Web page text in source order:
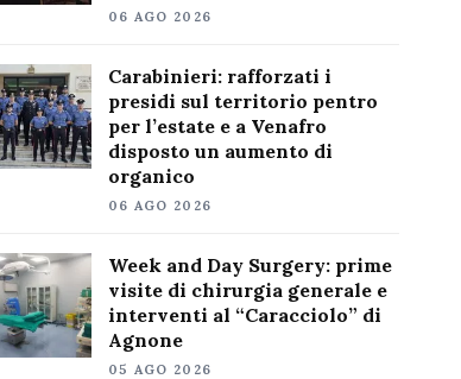
06 AGO 2026
Carabinieri: rafforzati i
presidi sul territorio pentro
per l’estate e a Venafro
disposto un aumento di
organico
06 AGO 2026
Week and Day Surgery: prime
visite di chirurgia generale e
interventi al “Caracciolo” di
Agnone
05 AGO 2026